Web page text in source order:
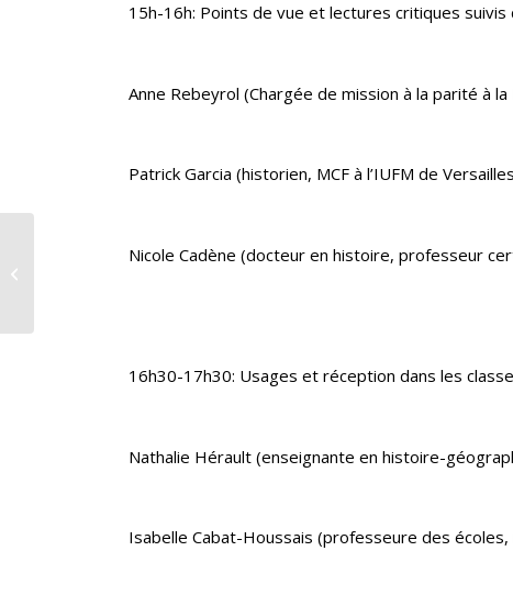
15h-16h: Points de vue et lectures critiques suivis
Anne Rebeyrol (Chargée de mission à la parité à
Patrick Garcia (historien, MCF à l’IUFM de
Nicole Cadène (docteur en histoire, professeur
16h30-17h30: Usages et réception dans les
Nathalie Hérault (enseignante en histoire-
Isabelle Cabat-Houssais (professeure des
Strabon, site des professeurs